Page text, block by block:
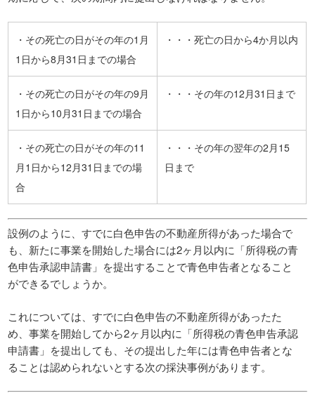
・その死亡の日がその年の1月
1日から8月31日までの場合
・・・死亡の日から4か月以内
・その死亡の日がその年の9月
1日から10月31日までの場合
・・・その年の12月31日まで
・その死亡の日がその年の11
月1日から12月31日までの場
合
・・・その年の翌年の2月15
日まで
設例のように、すでに白色申告の不動産所得があった場合で
も、新たに事業を開始した場合には2ヶ月以内に「所得税の青
色申告承認申請書」を提出することで青色申告者となること
ができるでしょうか。
これについては、すでに白色申告の不動産所得があったた
め、事業を開始してから2ヶ月以内に「所得税の青色申告承認
申請書」を提出しても、その提出した年には青色申告者とな
ることは認められないとする次の採決事例があります。